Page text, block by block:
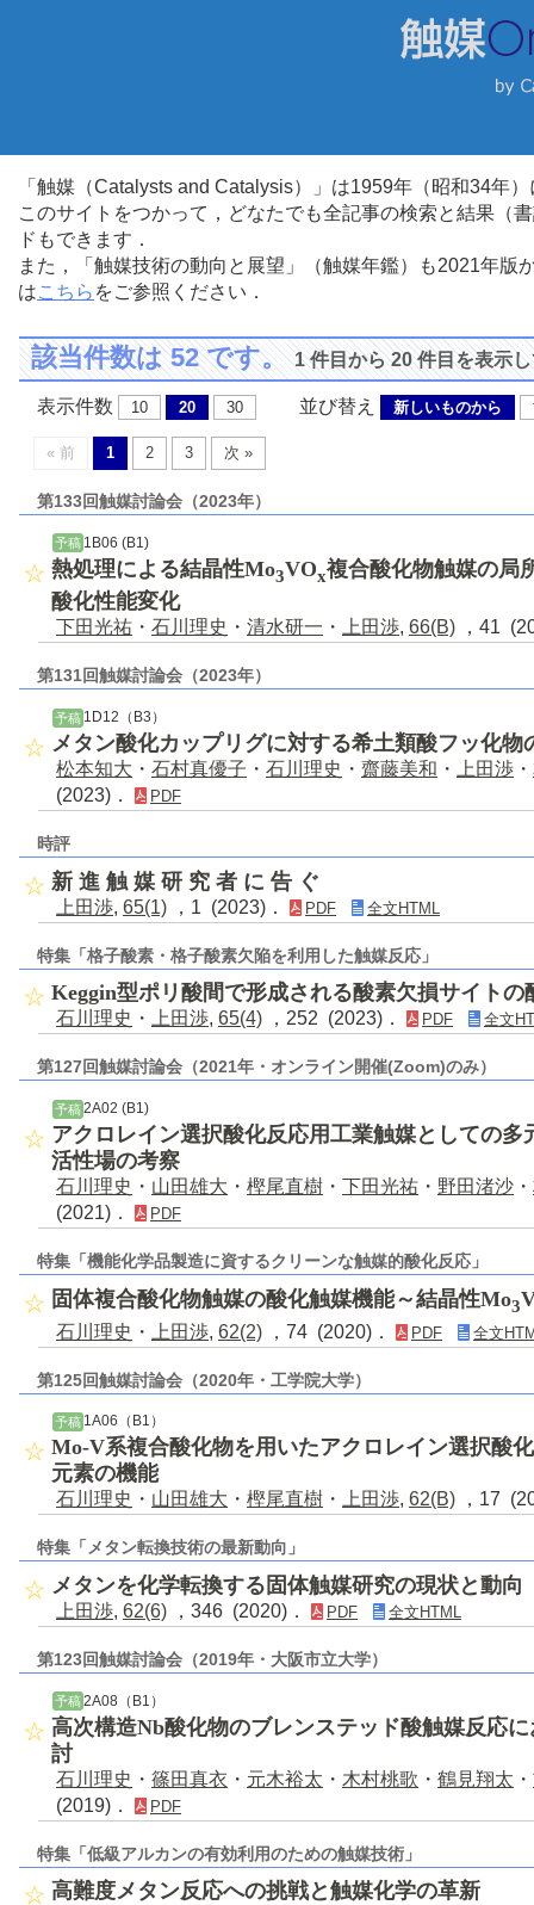
「触媒（Catalysts and Catalysis）」は1959年（昭和34年
このサイトをつかって，どなたでも全記事の検索と結果（
ドもできます．
また，「触媒技術の動向と展望」（触媒年鑑）も2021年
はこちら をご参照ください．
該当件数は 52 です。1 件目から 20 件目を表示
表示件数 10 20 30 並び替え 新しいものから
« 前 1 2 3 次 »
第133回触媒討論会（2023年）
予稿 1B06 (B1)
熱処理による結晶性Mo3VOx複合酸化物触媒の局
酸化性能変化
下田光祐 ・ 石川理史 ・ 清水研一 ・ 上田渉, 66(B) ，41
第131回触媒討論会（2023年）
予稿 1D12（B3）
メタン酸化カップリグに対する希土類酸フッ化物
松本知大 ・ 石村真優子 ・ 石川理史 ・ 齋藤美和 ・ 上田渉 ・
(2023)．
PDF
時評
新 進 触 媒 研 究 者 に 告 ぐ
上田渉, 65(1) ，1 (2023)． PDF 全文HTML
特集「格子酸素・格子酸素欠陥を利用した触媒反応」
Keggin型ポリ酸間で形成される酸素欠損サイトの
石川理史 ・ 上田渉, 65(4) ，252 (2023)． PDF 全文
第127回触媒討論会（2021年・オンライン開催(Zoom)のみ）
予稿 2A02 (B1)
アクロレイン選択酸化反応用工業触媒としての
活性場の考察
石川理史 ・ 山田雄大 ・ 樫尾直樹 ・ 下田光祐 ・ 野田渚沙 ・
(2021)．
PDF
特集「機能化学品製造に資するクリーンな触媒的酸化反応」
固体複合酸化物触媒の酸化触媒機能～結晶性Mo3
石川理史 ・ 上田渉, 62(2) ，74 (2020)． PDF 全文
第125回触媒討論会（2020年・工学院大学）
予稿 1A06（B1）
Mo-V系複合酸化物を用いたアクロレイン選択酸
元素の機能
石川理史 ・ 山田雄大 ・ 樫尾直樹 ・ 上田渉, 62(B) ，17
特集「メタン転換技術の最新動向」
メタンを化学転換する固体触媒研究の現状と動向
上田渉, 62(6) ，346 (2020)． PDF 全文HTML
第123回触媒討論会（2019年・大阪市立大学）
予稿 2A08（B1）
高次構造Nb酸化物のブレンステッド酸触媒反応
討
石川理史 ・ 篠田真衣 ・ 元木裕太 ・ 木村桃歌 ・ 鶴見翔太 ・
(2019)．
PDF
特集「低級アルカンの有効利用のための触媒技術」
高難度メタン反応への挑戦と触媒化学の革新